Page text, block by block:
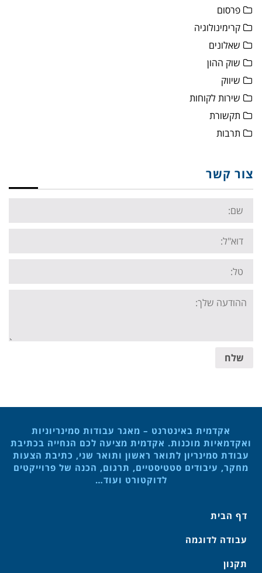
פרסום
קרימינולוגיה
שאלונים
שוק ההון
שיווק
שירות לקוחות
תקשורת
תרבות
צור קשר
Name:
Email:
Tel:
Your
message:
שלח
אקדמית באינטרנט – מאגר עבודות סמינריוניות
ואקדמאיות מוכנות. אקדמית מציעה לכם הנחייה בכתיבת
עבודת סמינריון לתואר ראשון ותואר שני, כתיבת הצעות
מחקר, עיבודים סטטיסטיים, תרגום, הכנה של פרוייקטים
לדוקטורט ועוד…
דף הבית
עבודה לדוגמה
תקנון